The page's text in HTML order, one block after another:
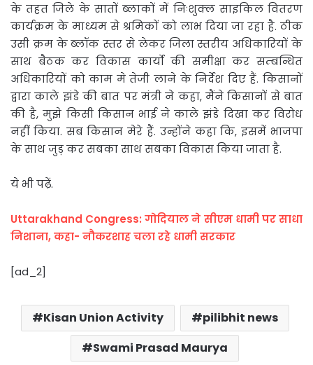
के तहत जिले के सातों ब्लाकों में निःशुक्ल साइकिल वितरण
कार्यक्रम के माध्यम से श्रमिकों को लाभ दिया जा रहा है. ठीक
उसी क्रम के ब्लॉक स्तर से लेकर जिला स्तरीय अधिकारियों के
साथ बैठक कर विकास कार्यो की समीक्षा कर सम्बन्धित
अधिकारियों को काम मे तेजी लाने के निर्देश दिए हैं. किसानों
द्वारा काले झंडे की बात पर मंत्री ने कहा, मैंने किसानों से बात
की है, मुझे किसी किसान भाई ने काले झंडे दिखा कर विरोध
नहीं किया. सब किसान मेरे हैं. उन्होंने कहा कि, इसमें भाजपा
के साथ जुड़ कर सबका साथ सबका विकास किया जाता है.
ये भी पढ़ें.
Uttarakhand Congress: गोदियाल ने सीएम धामी पर साधा
निशाना, कहा- नौकरशाह चला रहे धामी सरकार
[ad_2]
Kisan Union Activity
pilibhit news
Swami Prasad Maurya